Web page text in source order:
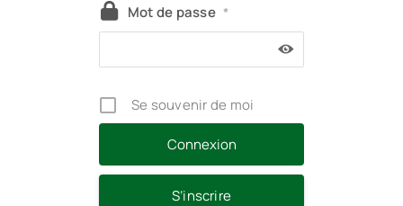
Mot de passe *
Se souvenir de moi
S’inscrire